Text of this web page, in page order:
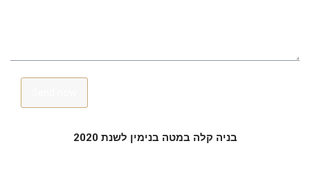
בניה קלה במטה בנימין לשנת 2020